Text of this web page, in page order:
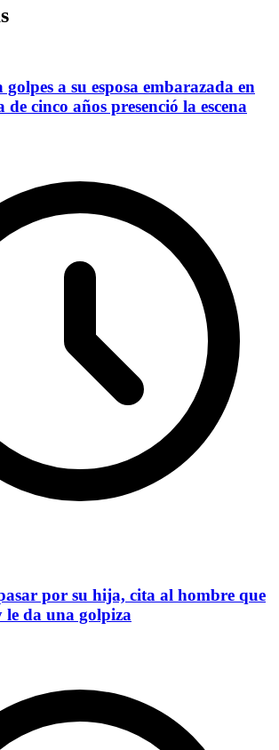
a su esposa embarazada en
cinco años presenció la escena
por su hija, cita al hombre que
le da una golpiza